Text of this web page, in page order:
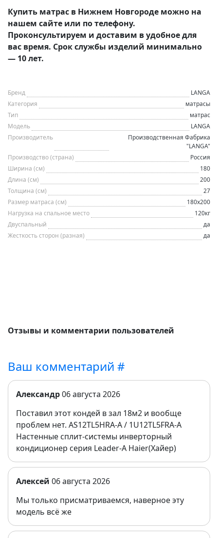
Купить матрас в Нижнем Новгороде можно на
нашем сайте или по телефону.
Проконсультируем и доставим в удобное для
вас время. Срок службы изделий минимально
— 10 лет.
Бренд
LANGA
Категория
матрасы
Тип
матрас
Модель
LANGA
Производитель
Производственная Фабрика
"LANGA"
Производство (страна)
Россия
Ширина (см)
180
Длина (см)
200
Толщина (см)
27
Размер матраса (см)
180х200
Нагрузка на спальное место
120кг
Двуспальный
да
Жесткость сторон (разная)
да
Отзывы и комментарии пользователей
Ваш комментарий #
Александр06 августа 2026
Поставил этот кондей в зал 18м2 и вообще
проблем нет. AS12TL5HRA-A / 1U12TL5FRA-A
Настенные сплит-системы инверторный
кондиционер серия Leader-A Haier(Хайер)
Алексей 06 августа 2026
Мы только присматриваемся, наверное эту
модель всё же